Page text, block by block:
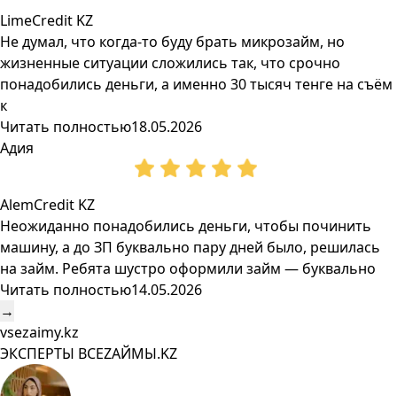
LimeCredit KZ
Не думал, что когда-то буду брать микрозайм, но
жизненные ситуации сложились так, что срочно
понадобились деньги, а именно 30 тысяч тенге на съём
к
Читать полностью18.05.2026
Адия
AlemCredit KZ
Неожиданно понадобились деньги, чтобы починить
машину, а до ЗП буквально пару дней было, решилась
на займ. Ребята шустро оформили займ — буквально
Читать полностью14.05.2026
→
vsezaimy.kz
ЭКСПЕРТЫ ВСЕZAЙМЫ.KZ